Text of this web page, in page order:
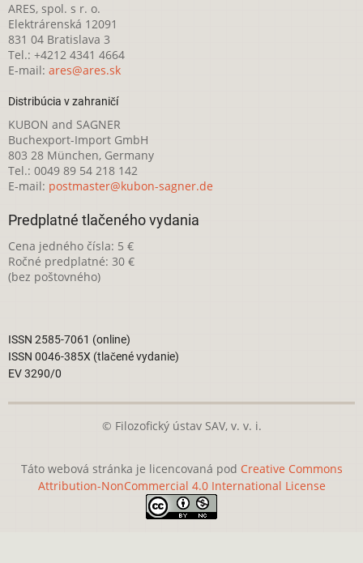
ARES, spol. s r. o.
Elektrárenská 12091
831 04 Bratislava 3
Tel.: +4212 4341 4664
E-mail: ares@ares.sk
Distribúcia v zahraničí
KUBON and SAGNER
Buchexport-Import GmbH
803 28 München, Germany
Tel.: 0049 89 54 218 142
E-mail: postmaster@kubon-sagner.de
Predplatné tlačeného vydania
Cena jedného čísla: 5 €
Ročné predplatné: 30 €
(bez poštovného)
ISSN 2585-7061 (online)
ISSN 0046-385X (tlačené vydanie)
EV 3290/0
© Filozofický ústav SAV, v. v. i.
Táto webová stránka je licencovaná pod Creative Commons
Attribution-NonCommercial 4.0 International License